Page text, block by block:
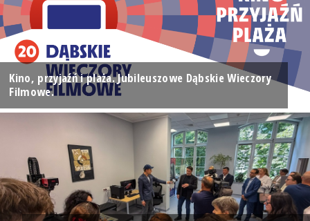
Kino, przyjaźń i plaża. Jubileuszowe Dąbskie Wieczory
Filmowe.